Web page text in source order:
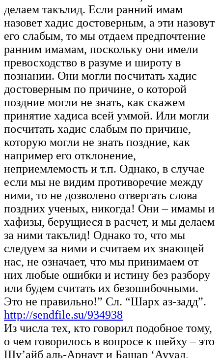
делаем такълид. Если ранний имам
назовет хадис достоверным, а эти назовут
его слабым, то мы отдаем предпочтение
ранним имамам, поскольку они имели
превосходство в разуме и широту в
познании. Они могли посчитать хадис
достоверным по причине, о которой
поздние могли не знать, как скажем
принятие хадиса всей уммой. Или могли
посчитать хадис слабым по причине,
которую могли не знать поздние, как
например его отклонение,
неприемлемость и т.п. Однако, в случае
если мы не видим противоречие между
ними, то не дозволено отвергать слова
поздних ученых, никогда! Они – имамы и
хафизы, берущиеся в расчет, и мы делаем
за ними такълид! Однако то, что мы
следуем за ними и считаем их знающей
нас, не означает, что мы принимаем от
них любые ошибки и истину без разбору
или будем считать их безошибочными.
Это не правильно!” Сл. “Шарх аз-задд”.
http://sendfile.su/934938
Из числа тех, кто говорил подобное тому,
о чем говорилось в вопросе к шейху – это
Шу’айб аль-Арнаут и Башар ‘Аууад,